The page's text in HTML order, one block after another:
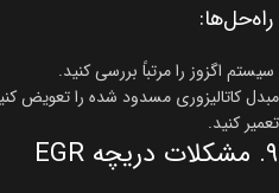
راه‌حل‌ها:
سیستم اگزوز را مرتباً بررسی کنید.
مبدل کاتالیزوری مسدود شده را تعویض
تعمیر کنید.
۹. مشکلات دریچه EGR